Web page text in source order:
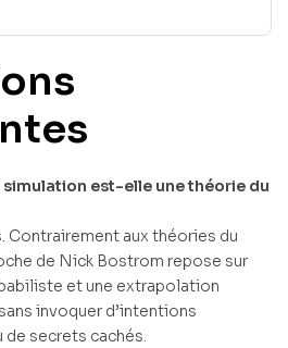
simulation est-elle une théorie du
Contrairement aux théories du
de Nick Bostrom repose sur
et une extrapolation
invoquer d’intentions
secrets cachés.